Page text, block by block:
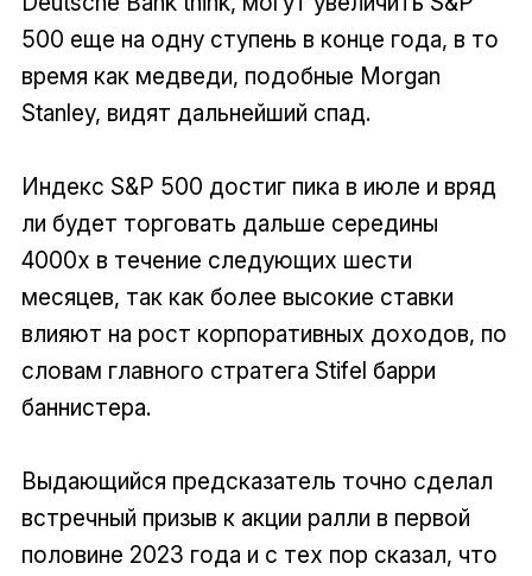
500 еще на одну ступень в конце года, в то
время как медведи, подобные Morgan
Stanley, видят дальнейший спад.
Индекс S&P 500 достиг пика в июле и вряд
ли будет торговать дальше середины
4000х в течение следующих шести
месяцев, так как более высокие ставки
влияют на рост корпоративных доходов, по
словам главного стратега Stifel барри
баннистера.
Выдающийся предсказатель точно сделал
встречный призыв к акции ралли в первой
половине 2023 года и с тех пор сказал, что